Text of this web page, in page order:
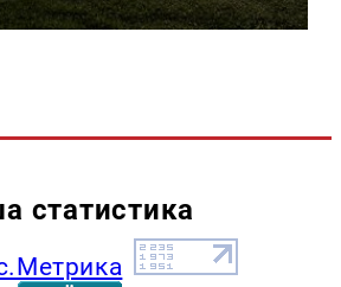
статистика